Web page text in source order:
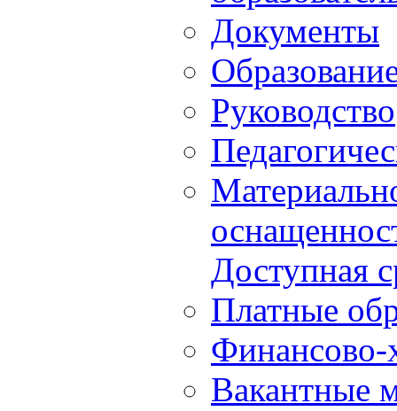
Документы
Руководство
Доступная
Платные
Финансово-
Вакантные